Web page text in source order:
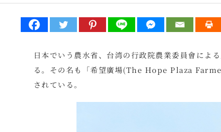
日本でいう農水省、台湾の行政院農業委員會によ
る。その名も「希望廣場(The Hope Plaza
されている。